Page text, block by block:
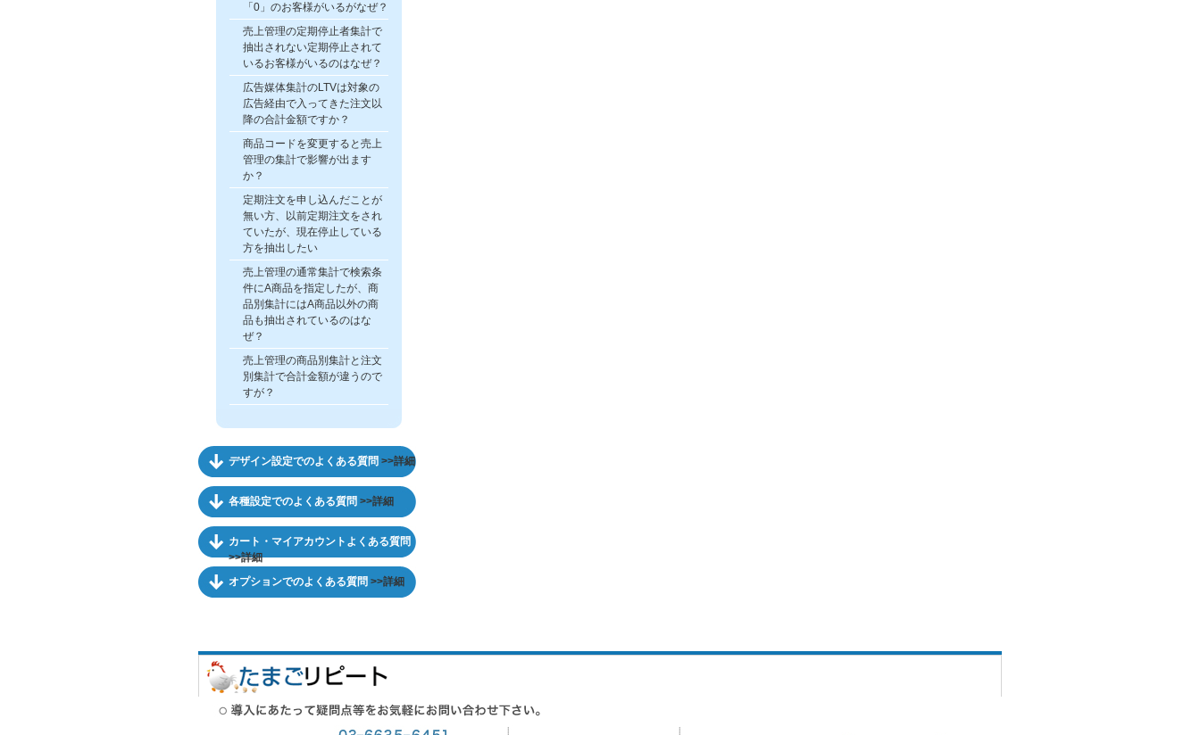
「0」のお客様がいるがなぜ？
売上管理の定期停止者集計で
抽出されない定期停止されて
いるお客様がいるのはなぜ？
広告媒体集計のLTVは対象の
広告経由で入ってきた注文以
降の合計金額ですか？
商品コードを変更すると売上
管理の集計で影響が出ます
か？
定期注文を申し込んだことが
無い方、以前定期注文をされ
ていたが、現在停止している
方を抽出したい
売上管理の通常集計で検索条
件にA商品を指定したが、商
品別集計にはA商品以外の商
品も抽出されているのはな
ぜ？
売上管理の商品別集計と注文
別集計で合計金額が違うので
すが？
デザイン設定でのよくある質問 >>詳細
各種設定でのよくある質問 >>詳細
カート・マイアカウントよくある質問
>>詳細
オプションでのよくある質問 >>詳細